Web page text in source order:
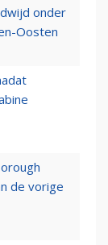
onder
Oosten
de vorige